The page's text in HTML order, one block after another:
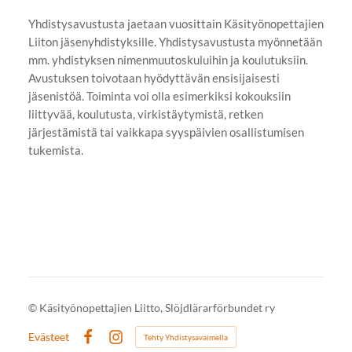
Yhdistysavustusta jaetaan vuosittain Käsityönopettajien
Liiton jäsenyhdistyksille. Yhdistysavustusta myönnetään
mm. yhdistyksen nimenmuutoskuluihin ja koulutuksiin.
Avustuksen toivotaan hyödyttävän ensisijaisesti
jäsenistöä. Toiminta voi olla esimerkiksi kokouksiin
liittyvää, koulutusta, virkistäytymistä, retken
järjestämistä tai vaikkapa syyspäivien osallistumisen
tukemista.
© Käsityönopettajien Liitto, Slöjdlärarförbundet ry
Evästeet
Instagram
Tehty Yhdistysavaimella